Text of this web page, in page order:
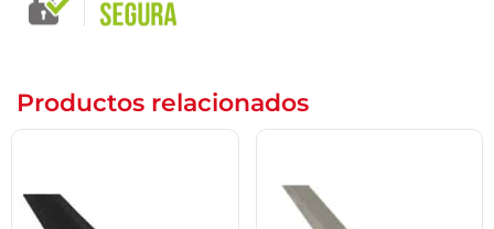
este navegador para la próxima vez que comente.
Productos relacionados